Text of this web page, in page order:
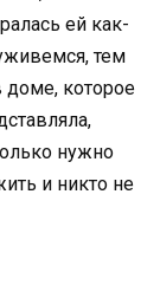
ей как-
тем
которое
нужно
и никто не